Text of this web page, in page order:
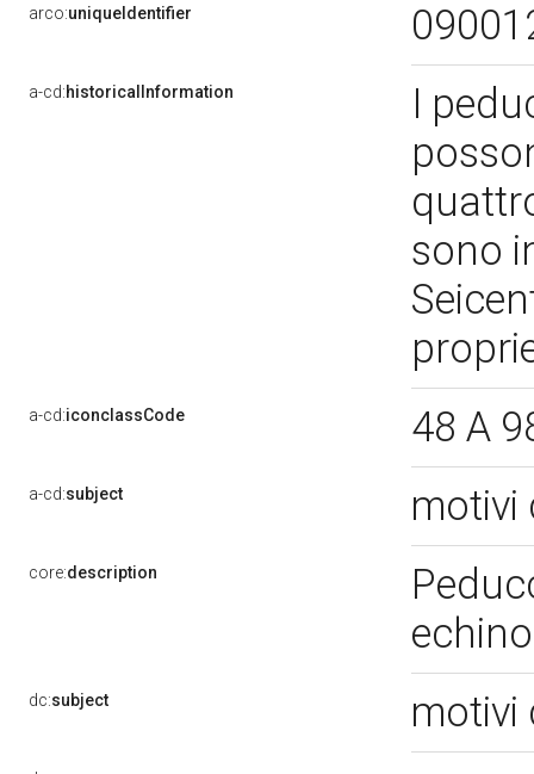
arco:uniqueIdentifier
a-cd:historicalInformation
I
sono
a-cd:iconclassCode 48 A
a-cd:subject motivi
core:description
dc:subject motivi